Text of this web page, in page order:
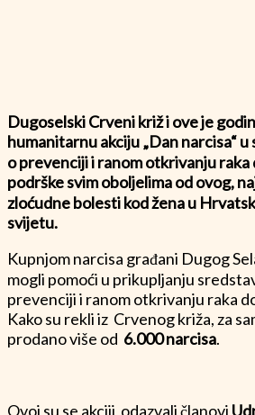
Dugoselski Crveni križ i ove je
humanitarnu akciju „Dan narcisa“
o prevenciji i ranom otkrivanju raka
podrške svim oboljelima od ovog,
zloćudne bolesti kod žena u
svijetu.
Kupnjom narcisa građani Dugog
mogli pomoći u prikupljanju
prevenciji i ranom otkrivanju raka
Kako su rekli iz Crvenog križa, za
prodano više od 6.000 narcisa.
Ovoj su se akciji odazvali članovi